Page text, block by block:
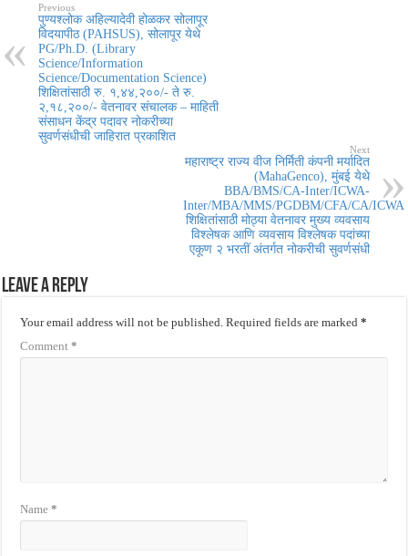
Previous
पुण्यश्लोक अहिल्यादेवी होळकर सोलापूर
विदयापीठ (PAHSUS), सोलापूर येथे
PG/Ph.D. (Library
Science/Information
Science/Documentation Science)
शिक्षितांसाठी रु. १,४४,२००/- ते रु.
२,१८,२००/- वेतनावर संचालक – माहिती
संसाधन केंद्र पदावर नोकरीच्या
सुवर्णसंधीची जाहिरात प्रकाशित
Next
महाराष्ट्र राज्य वीज निर्मिती कंपनी मर्यादित
(MahaGenco), मुंबई येथे
BBA/BMS/CA-Inter/ICWA-
Inter/MBA/MMS/PGDBM/CFA/CA/ICWA
शिक्षितांसाठी मोठ्या वेतनावर मुख्य व्यवसाय
विश्लेषक आणि व्यवसाय विश्लेषक पदांच्या
एकूण २ भरतीं अंतर्गत नोकरीची सुवर्णसंधी
Leave a Reply
Your email address will not be published. Required fields are marked*
Comment*
Name*